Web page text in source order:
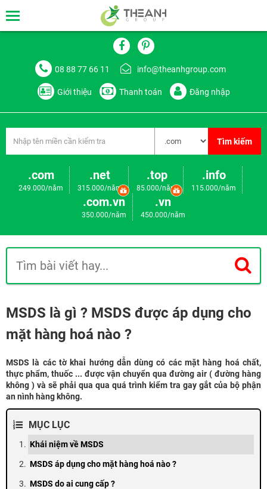
08 88 77 66 11 info@theanhgroup.com
Giới thiệu Thanh toán Đăng nhập
Tìm kiếm
.com
249.000/năm
.net
315.000/năm
.top
85.000/năm
.info
115.000/năm
.com.vn
350.000/năm
.vn
450.000/năm
MSDS là gì ? MSDS được áp dụng cho
mặt hàng hoá nào ?
MSDS là các tờ khai hướng dẫn dùng có các mặt hàng hoá chất,
thực phẩm, thuốc ... được vận chuyển qua đường air ( đường hàng
không ) và sẽ phải qua qua quá trình kiểm tra gay gắt của bộ phận
an nình hàng không.
MỤC LỤC
Khái niệm về MSDS
MSDS áp dụng cho mặt hàng hoá nào ?
MSDS do ai cung cấp ?